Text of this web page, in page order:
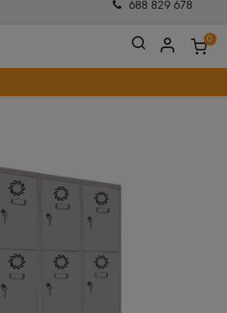
688 829 678
0